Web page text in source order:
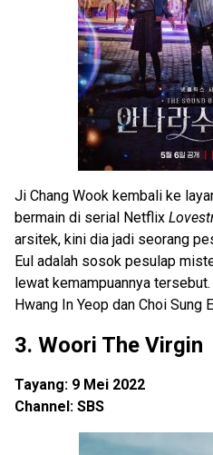
Ji Chang Wook kembali ke
bermain di serial Netflix
arsitek, kini dia jadi seorang
Eul adalah sosok pesulap
lewat kemampuannya
Hwang In Yeop dan Choi Sung
3. Woori The Virgin
Tayang: 9 Mei 2022
Channel: SBS